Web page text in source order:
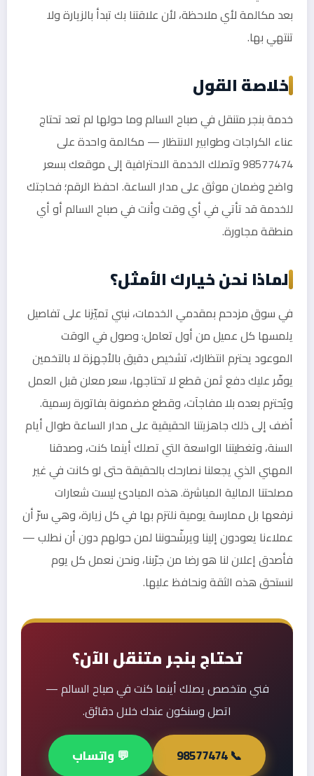
بعد مكالمة لأي ملاحظة، لأن علاقتنا بك تبدأ بالزيارة ولا
تنتهي بها.
خلاصة القول
خدمة بنجر متنقل في صباح السالم وما حولها لم تعد تحتاج
عناء الكراجات وطوابير الانتظار — مكالمة واحدة على
98577474 وتصلك الخدمة الاحترافية إلى موقعك بسعر
واضح وضمان موثق على مدار الساعة. احفظ الرقم؛ فحاجتك
للخدمة قد تأتي في أي وقت وأنت في صباح السالم أو أي
منطقة مجاورة.
لماذا نحن خيارك الأمثل؟
في سوق مزدحم بمقدمي الخدمات، نبني تميّزنا على تفاصيل
يلمسها كل عميل من أول تعامل: وصول في الوقت
الموعود يحترم انتظارك، تشخيص دقيق بالأجهزة لا بالتخمين
يوفّر عليك دفع ثمن قطع لا تحتاجها، سعر معلن قبل العمل
ويُحترم بعده بلا مفاجآت، وقطع مضمونة بفاتورة رسمية.
أضف إلى ذلك جاهزيتنا الحقيقية على مدار الساعة طوال أيام
السنة، وتغطيتنا الواسعة التي تصلك أينما كنت، وصدقنا
المهني الذي يجعلنا نصارحك بالحقيقة حتى لو كانت في غير
مصلحتنا المالية المباشرة. هذه المبادئ ليست شعارات
نرفعها بل ممارسة يومية نلتزم بها في كل زيارة، وهي سرّ أن
عملاءنا يعودون إلينا ويرشّحوننا لمن حولهم دون أن نطلب —
فأصدق إعلان لنا هو رضا من جرّبنا، ونحن نعمل كل يوم
لنستحق هذه الثقة ونحافظ عليها.
تحتاج بنجر متنقل الآن؟
فني متخصص يصلك أينما كنت في صباح السالم —
اتصل وسنكون عندك خلال دقائق.
📞 98577474 💬 واتساب